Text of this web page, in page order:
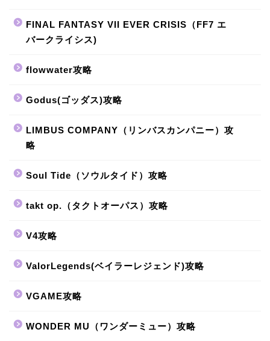
FINAL FANTASY VII EVER CRISIS（FF7 エ
バークライシス)
flowwater攻略
Godus(ゴッダス)攻略
LIMBUS COMPANY（リンバスカンパニー）攻
略
Soul Tide（ソウルタイド）攻略
takt op.（タクトオーパス）攻略
V4攻略
ValorLegends(ベイラーレジェンド)攻略
VGAME攻略
WONDER MU（ワンダーミュー）攻略